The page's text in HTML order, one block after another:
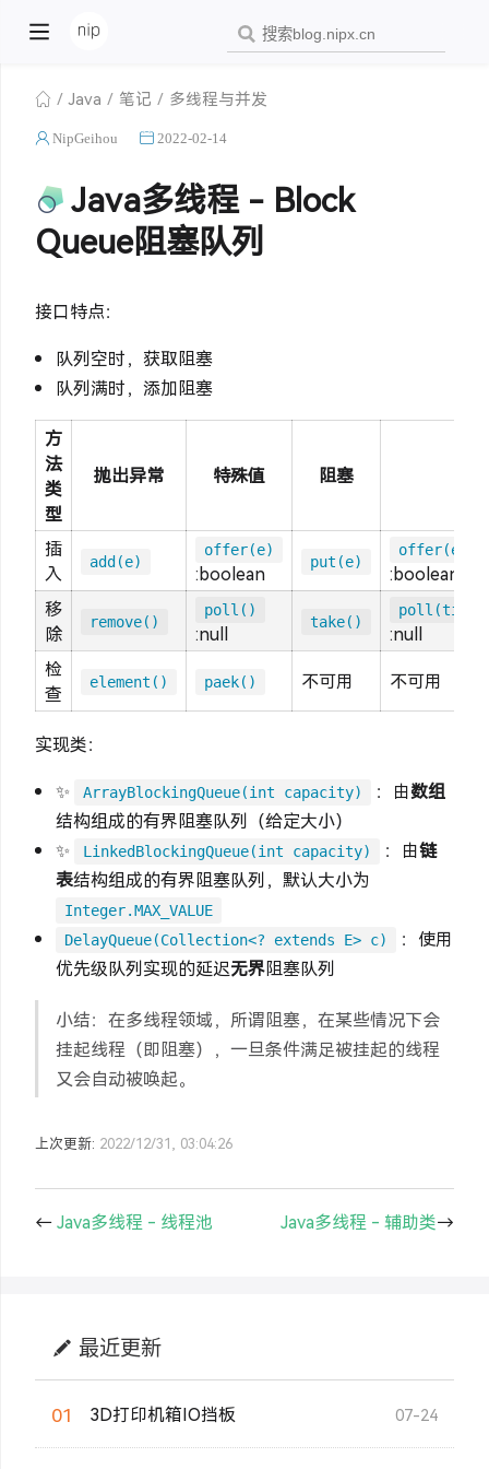
Java 笔记 多线程与并发
NipGeihou 2022-02-14
Java多线程 - Block
Queue阻塞队列
接口特点：
队列空时，获取阻塞
队列满时，添加阻塞
方
法
类
型
抛出异常 特殊值 阻塞
插
入
add(e)
offer(e)
:boolean put(e)
:boolean
移
除
remove()
poll()
:null take()
:null
检
查
element() paek() 不可用 不可用
实现类：
✨
ArrayBlockingQueue(int capacity) ：由数组
结构组成的有界阻塞队列（给定大小）
✨
LinkedBlockingQueue(int capacity) ：由链
表结构组成的有界阻塞队列，默认大小为
Integer.MAX_VALUE
DelayQueue(Collection<? extends E> c)
：使用
优先级队列实现的延迟无界阻塞队列
小结：在多线程领域，所谓阻塞，在某些情况下会
挂起线程（即阻塞），一旦条件满足被挂起的线程
又会自动被唤起。
上次更新: 2022/12/31, 03:04:26
←Java多线程 - 线程池 Java多线程 - 辅助类→
最近更新
01 3D打印机箱IO挡板 07-24